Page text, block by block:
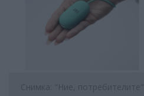
Снимка: "Ние, потребителите"